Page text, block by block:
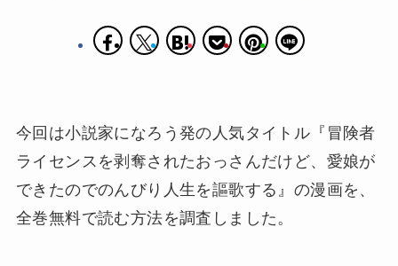
今回は小説家になろう発の人気タイトル『冒険者
ライセンスを剥奪されたおっさんだけど、愛娘が
できたのでのんびり人生を謳歌する』の漫画を、
全巻無料で読む方法を調査しました。